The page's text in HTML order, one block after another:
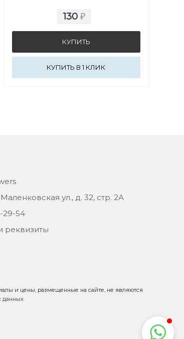
130 ₽
КУПИТЬ В 1 КЛИК
ул., д. 32, стр. 2А
29-54
реквизиты
и цены, размещенные на сайте, не являются
данных.